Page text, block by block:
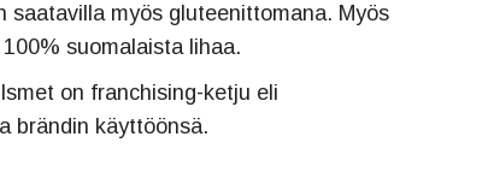
saatavilla myös gluteenittomana. Myös
suomalaista lihaa.
on franchising-ketju eli
brändin käyttöönsä.